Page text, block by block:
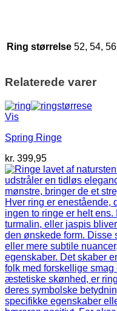
Ring størrelse 52, 54, 56
Relaterede varer
Vis
Spring Ringe
kr. 399,95